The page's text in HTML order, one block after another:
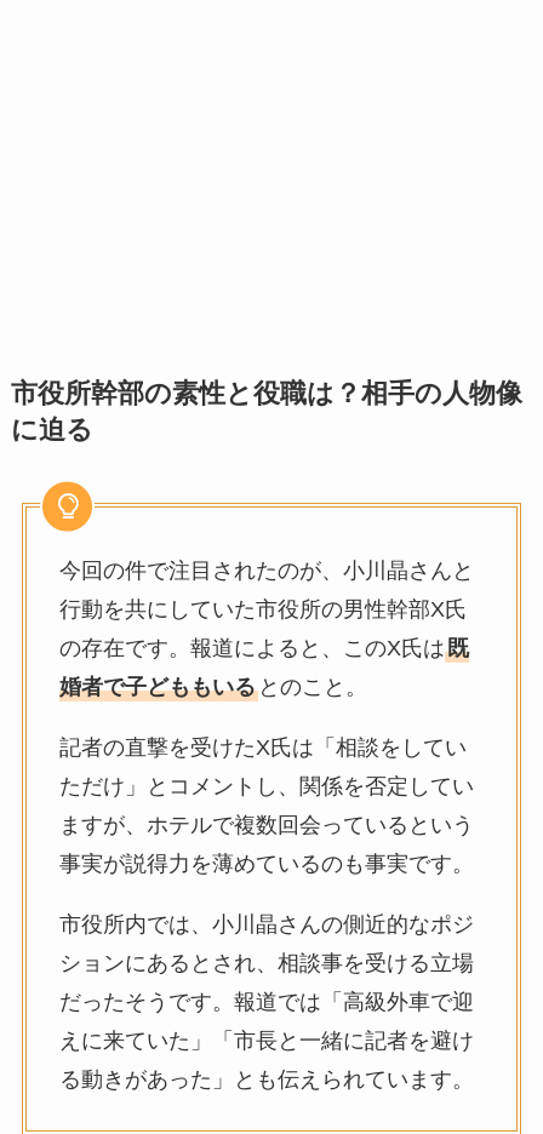
市役所幹部の素性と役職は？相手の人物像
に迫る
今回の件で注目されたのが、小川晶さんと
行動を共にしていた市役所の男性幹部X氏
の存在です。報道によると、このX氏は既
婚者で子どももいるとのこと。
記者の直撃を受けたX氏は「相談をしてい
ただけ」とコメントし、関係を否定してい
ますが、ホテルで複数回会っているという
事実が説得力を薄めているのも事実です。
市役所内では、小川晶さんの側近的なポジ
ションにあるとされ、相談事を受ける立場
だったそうです。報道では「高級外車で迎
えに来ていた」「市長と一緒に記者を避け
る動きがあった」とも伝えられています。